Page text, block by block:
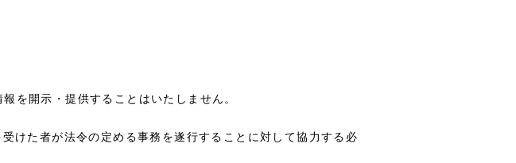
を開示・提供することはいたしません。
けた者が法令の定める事務を遂行することに対して協力する必